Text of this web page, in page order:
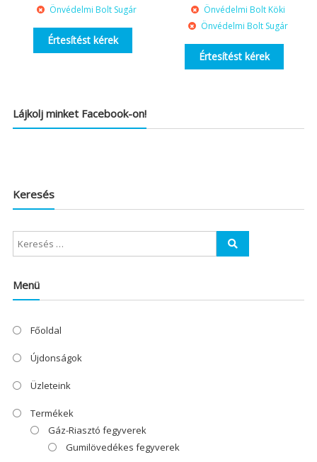
Önvédelmi Bolt Sugár
Értesítést kérek
Önvédelmi Bolt Köki
Önvédelmi Bolt Sugár
Értesítést kérek
Lájkolj minket Facebook-on!
Keresés
Menü
Főoldal
Újdonságok
Üzleteink
Termékek
Gáz-Riasztó fegyverek
Gumilövedékes fegyverek